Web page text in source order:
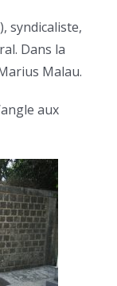
syndicaliste,
Dans la
Malau.
aux